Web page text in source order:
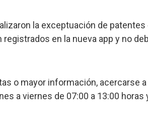
la exceptuación de
registrados en la nueva app y no
o mayor información, acercarse
a viernes de 07:00 a 13:00 horas